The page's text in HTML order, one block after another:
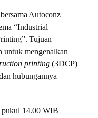
Autoconz
“Industrial
Tujuan
untuk mengenalkan
printing (3DCP)
hubungannya
pukul 14.00 WIB